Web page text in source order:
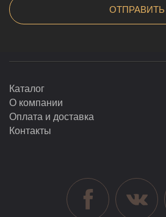
Каталог
О компании
Оплата и доставка
Контакты